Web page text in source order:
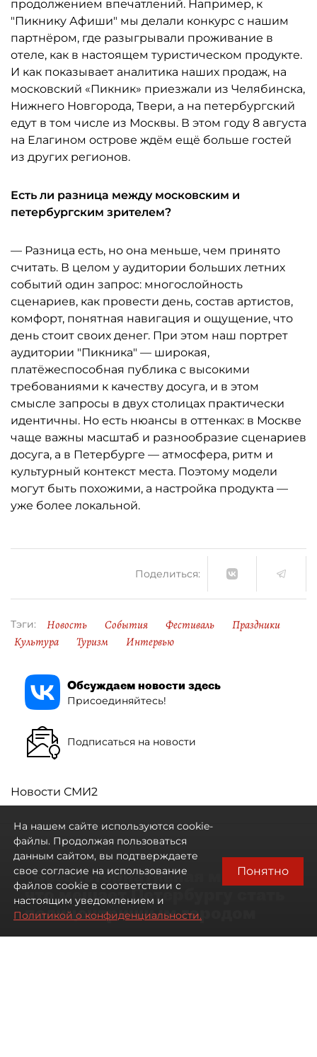
продолжением впечатлений. Например, к
"Пикнику Афиши" мы делали конкурс с нашим
партнёром, где разыгрывали проживание в
отеле, как в настоящем туристическом продукте.
И как показывает аналитика наших продаж, на
московский «Пикник» приезжали из Челябинска,
Нижнего Новгорода, Твери, а на петербургский
едут в том числе из Москвы. В этом году 8 августа
на Елагином острове ждём ещё больше гостей
из других регионов.
Есть ли разница между московским и
петербургским зрителем?
— Разница есть, но она меньше, чем принято
считать. В целом у аудитории больших летних
событий один запрос: многослойность
сценариев, как провести день, состав артистов,
комфорт, понятная навигация и ощущение, что
день стоит своих денег. При этом наш портрет
аудитории "Пикника" — широкая,
платёжеспособная публика с высокими
требованиями к качеству досуга, и в этом
смысле запросы в двух столицах практически
идентичны. Но есть нюансы в оттенках: в Москве
чаще важны масштаб и разнообразие сценариев
досуга, а в Петербурге — атмосфера, ритм и
культурный контекст места. Поэтому модели
могут быть похожими, а настройка продукта —
уже более локальной.
Поделиться:
Тэги: Новость События Фестиваль
Праздники
Культура
Туризм Интервью
Обсуждаем новости здесь
Присоединяйтесь!
Подписаться на новости
Новости СМИ2
"Безальтернативная модель":
что мешает Петербургу стать
полицентричным городом
На нашем сайте используются cookie-
файлы. Продолжая пользоваться
данным сайтом, вы подтверждаете
свое согласие на использование
файлов cookie в соответствии с
настоящим уведомлением и
Политикой о конфиденциальности.
Понятно